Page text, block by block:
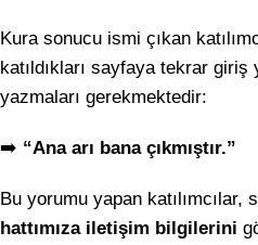
Kura sonucu ismi çıkan
katıldıkları sayfaya tekrar
yazmaları gerekmektedir:
➡️ “Ana arı bana çıkmıştır.”
Bu yorumu yapan katılımcılar,
hattımıza iletişim bilgilerini